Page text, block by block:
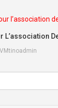
L’association
VMtinoadmin